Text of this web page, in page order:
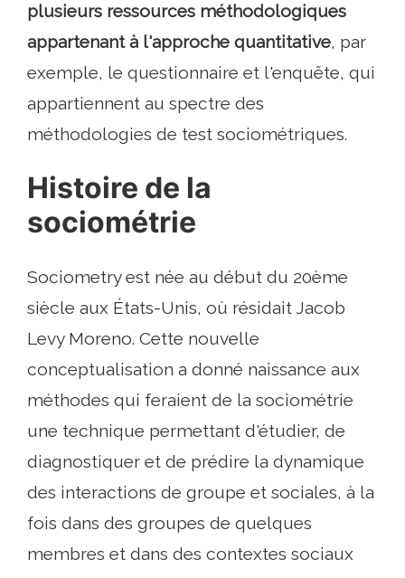
plusieurs ressources méthodologiques
appartenant à l'approche quantitative, par
exemple, le questionnaire et l'enquête, qui
appartiennent au spectre des
méthodologies de test sociométriques.
Histoire de la
sociométrie
Sociometry est née au début du 20ème
siècle aux États-Unis, où résidait Jacob
Levy Moreno. Cette nouvelle
conceptualisation a donné naissance aux
méthodes qui feraient de la sociométrie
une technique permettant d'étudier, de
diagnostiquer et de prédire la dynamique
des interactions de groupe et sociales, à la
fois dans des groupes de quelques
membres et dans des contextes sociaux